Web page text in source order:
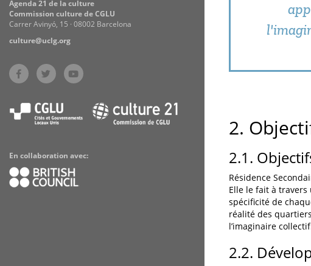
Agenda 21 de la culture
Commission culture de CGLU
Carrer Avinyó, 15 · 08002 Barcelona
culture@uclg.org
En collaboration avec:
2.
2.1.
Résidence
Elle le fait à
spécificité de
réalité des
l’imaginaire
2.2.